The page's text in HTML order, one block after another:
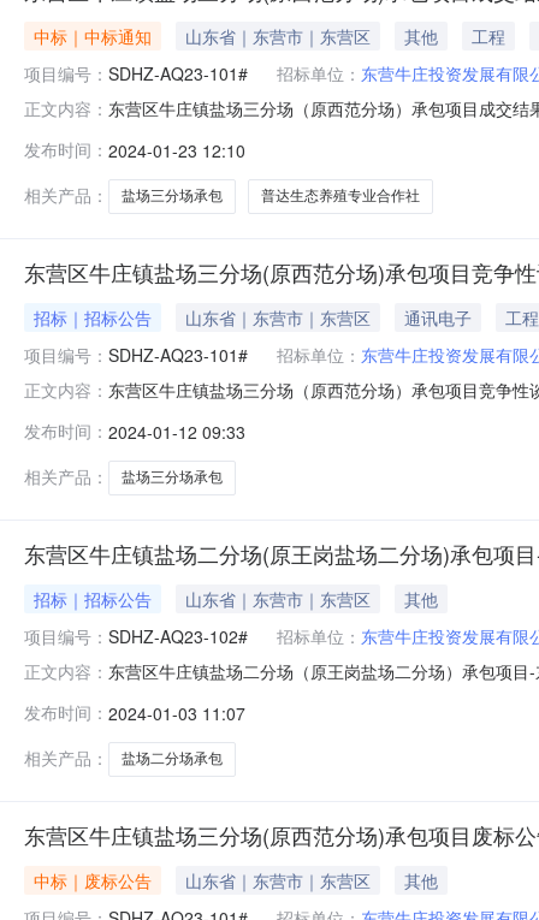
中标｜中标通知 山东省｜东营市｜东营区 其他
工程
项目编号： SDHZ-AQ23-101# 招标单位： 东营牛庄投资发展有限
正文内容： 东营区牛庄镇盐场三分场（原西范分场）承包项目成交
结果：序号成交供应商标段名称成交金额1东营市开发区
发布时间： 2024-01-23 12:10
相关产品：
盐场三分场承包 普达生态养殖专业合作社
东营区牛庄镇盐场三分场(原西范分场)承包项目竞争
招标｜招标公告 山东省｜东营市｜东营区 通讯电子
工程
项目编号： SDHZ-AQ23-101# 招标单位： 东营牛庄投资发展有限
正文内容： 东营区牛庄镇盐场三分场（原西范分场）承包项目竞争
范分场）承包项目2、项目类别：服务类3、采购方式：
1、具
发布时间： 2024-01-12 09:33
相关产品：
盐场三分场承包
东营区牛庄镇盐场二分场(原王岗盐场二分场)承包项
招标｜招标公告 山东省｜东营市｜东营区
其他
项目编号： SDHZ-AQ23-102# 招标单位： 东营牛庄投资发展有限
正文内容： 东营区牛庄镇盐场二分场（原王岗盐场二分场）承包项
日期2024-01-05一、项目概况东营区牛庄镇盐场二分场
2、项目类别：服
发布时间： 2024-01-03 11:07
相关产品：
盐场二分场承包
东营区牛庄镇盐场三分场(原西范分场)承包项目废标
中标｜废标公告 山东省｜东营市｜东营区
其他